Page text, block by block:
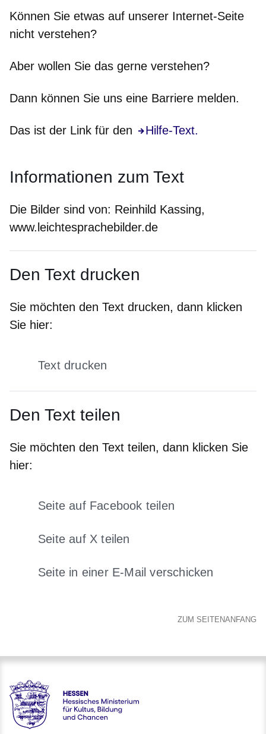
Können Sie etwas auf unserer Internet-Seite
nicht verstehen?
Aber wollen Sie das gerne verstehen?
Dann können Sie uns eine Barriere melden.
Das ist der Link für den Hilfe-Text.
Informationen zum Text
Die Bilder sind von: Reinhild Kassing,
www.leichtesprachebilder.de
Den Text drucken
Sie möchten den Text drucken, dann klicken
Sie hier:
Text drucken
Den Text teilen
Sie möchten den Text teilen, dann klicken Sie
hier:
Seite auf Facebook teilen
Öffnet sich in einem neuen
Seite auf X teilen
Öffnet sich in einem neuen Fenster
Seite in einer E-Mail verschicken
Öffnet sich in einem neuen
ZUM SEITENANFANG
Hessen - Digitale Schule Hessen